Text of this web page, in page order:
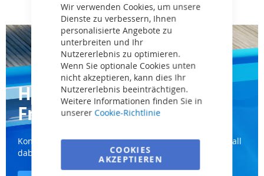
Wir verwenden Cookies, um unsere
Dienste zu verbessern, Ihnen
personalisierte Angebote zu
unterbreiten und Ihr
Nutzererlebnis zu optimieren.
Wenn Sie optionale Cookies unten
nicht akzeptieren, kann dies Ihr
Nutzererlebnis beeinträchtigen.
Weitere Informationen finden Sie in
unserer Cookie-Richtlinie
COOKIES
AKZEPTIEREN
Haben Sie weitere
Fragen?
Kontaktieren Sie uns und wir helfen Ihnen auf jeden Fall
dabei, die richtige Wahl zu treffen.